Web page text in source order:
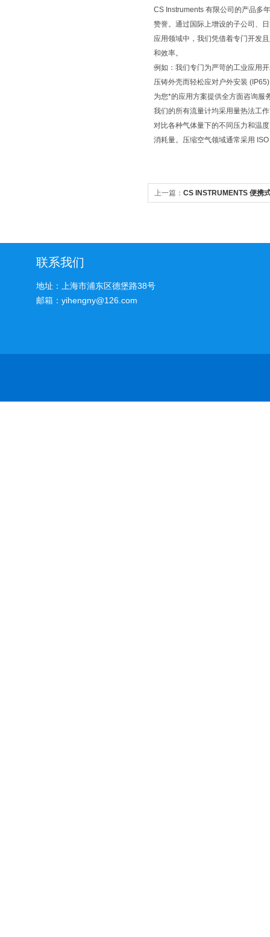
CS Instruments 有限公司的产品多
赞誉。通过国际上增设的子公司、
应用领域中，我们凭借着专门开发
和效率。
例如：我们专门为严苛的工业应用
压铸外壳而轻松应对户外安装
为您*的应用方案提供全方面咨询服
我们的所有流量计均采用量热法工
对比各种气体量下的不同压力和温
消耗量。压缩空气领域通常采用
上一篇： CS INSTRUMENTS 便携
联系我们
地址：上海市浦东区德堡路38号
邮箱：yihengny@126.com